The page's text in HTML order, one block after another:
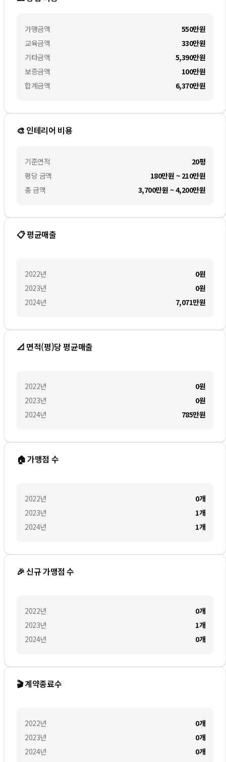
가맹금액
교육금액
기타금액
보증금액
합계금액
550만원
330만원
5,390만원
100만원
6,370만원
🎨 인테리어 비용
기준면적
평당 금액
총 금액
20평
180만원 ~ 210만원
3,700만원 ~ 4,200만원
📋 평균매출
2022년
2023년
2024년
0원
0원
7,071만원
📐 면적(평)당 평균매출
2022년
2023년
2024년
0원
0원
785만원
🏠 가맹점 수
2022년
2023년
2024년
0개
1개
1개
🎉 신규 가맹점 수
2022년
2023년
2024년
0개
1개
0개
🎬 계약종료수
2022년
2023년
2024년
0개
0개
0개